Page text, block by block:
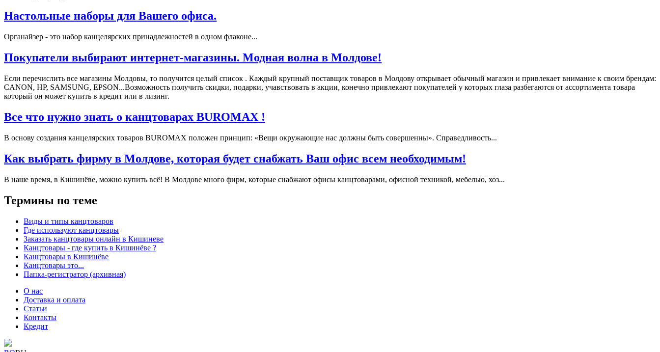
Настольные наборы для Вашего офиса.
Органайзер - это набор канцелярских принадлежностей в одном флаконе...
Покупатели выбирают интернет-магазины. Модная волна в Молдове!
Если перечислить все магазины Молдовы, то получится целый список . Каждый крупный поставщик товаров в Молдову открывает обычный магазин и привлекает внимание к своим брендам:
СANON, HP, SAMSUNG, EPSON...Возможность получить скидки, подарки, учавствовать в акции, конечно привлекают покупателей у которых глаза разбегаются от ассортимента товара
который он может купить в кредит или в лизинг.
Все что нужно знать о канцтоварах BUROMAX !
В основу создания канцелярских товаров BUROMAX положен принцип: «Вещи окружающие нас должны быть совершенны». Справедливость...
Как выбрать фирму в Молдове, которая будет снабжать Ваш офис всем необходимым!
В наше время, в Кишинёве, можно купить всё! В Молдове много фирм, которые снабжают офисы канцтоварами, офисной техникой, мебелью, хоз...
Термины по теме
Виды и типы канцтоваров
Где используют канцтовары
Заказать канцтовары онлайн в Кишиневе
Канцтовары - где купить в Кишинёве ?
Канцтовары в Кишинёве
Канцтовары это...
Папка-регистратор (архивная)
О нас
Доставка и оплата
Статьи
Контакты
Кредит